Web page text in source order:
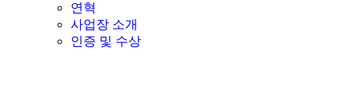
연혁
사업장 소개
인증 및 수상